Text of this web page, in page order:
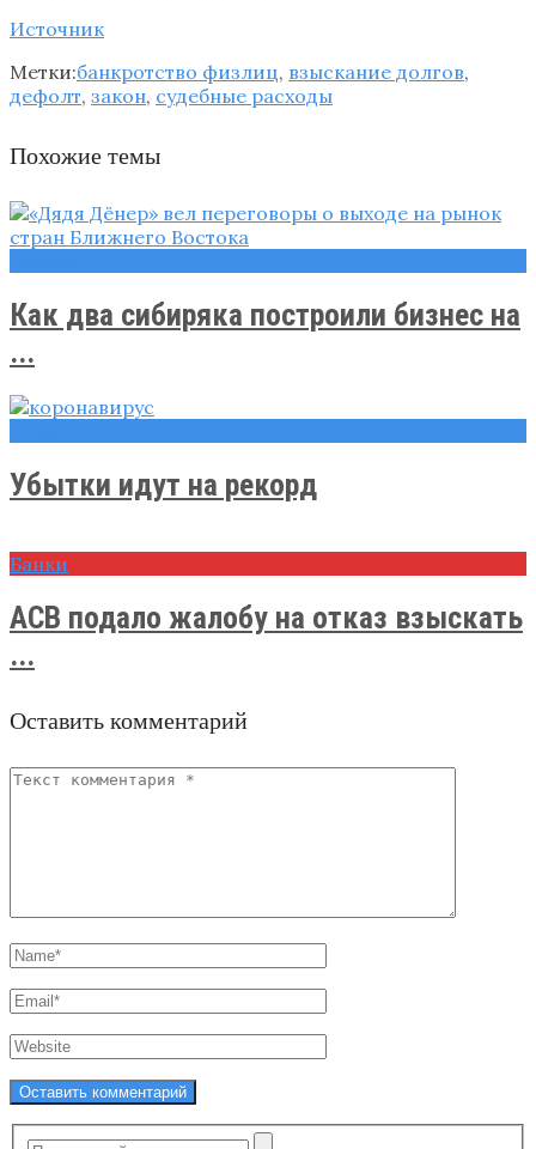
Источник
Метки:банкротство физлиц, взыскание долгов,
дефолт, закон, судебные расходы
Похожие темы
Как два сибиряка построили бизнес на
...
Убытки идут на рекорд
Банки
АСВ подало жалобу на отказ взыскать
...
Оставить комментарий